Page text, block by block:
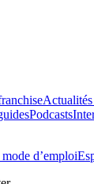
Actualités
Podcasts
d’emploi